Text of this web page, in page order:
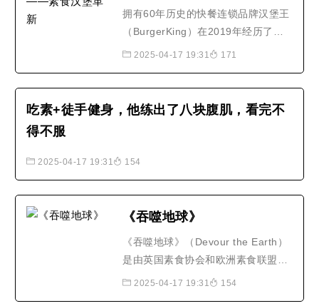
拥有60年历史的快餐连锁品牌汉堡王
（BurgerKing）在2019年经历了全
新改变。32岁就任职CEO的丹尼尔·
奈尔大学应用经济学专业。27岁时，
尔着手帮助经营这家连锁企业。他..
2025-04-17 19:31 171
吃素+徒手健身，他练出了八块腹肌，看完不
得不服
2025-04-17 19:31 154
《吞噬地球》
《吞噬地球》（Devour the Earth）
是由英国素食协会和欧洲素食联盟所
拍摄的纪录短片，并由享誉全球的素
2025-04-17 19:31 154